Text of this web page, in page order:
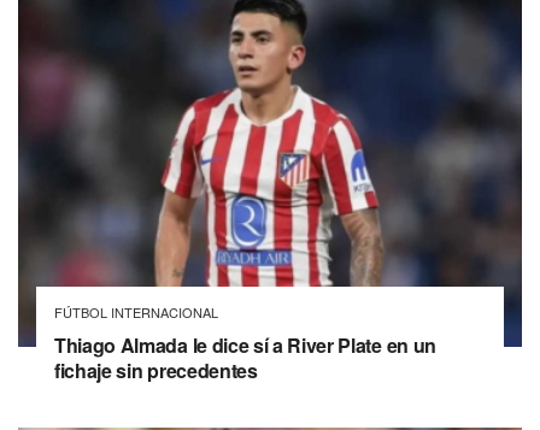
FÚTBOL INTERNACIONAL
Thiago Almada le dice sí a River Plate en un
fichaje sin precedentes